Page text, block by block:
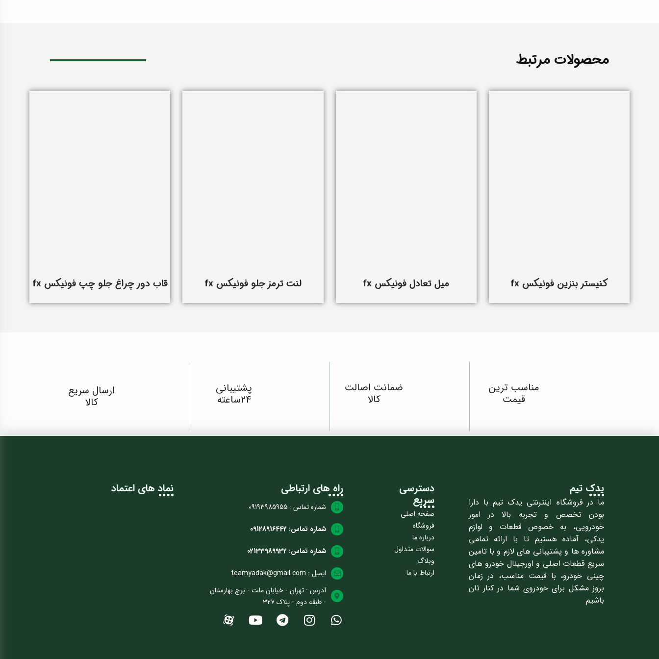
محصولات مرتبط
کنیستر بنزین فونیکس fx میل تعادل فونیکس fx لنت ترمز جلو فونیکس fx قاب دور چراغ جلو چپ فونیکس fx
مناسب ترین
قیمت
ضمانت اصالت
کالا
پشتیبانی
24ساعته
ارسال سریع
کالا
یدک تیم
ما در فروشگاه اینترنتی یدک تیم با دارا
بودن تخصص و تجربه بالا در امور
خودرویی، به خصوص قطعات و لوازم
یدکی، آماده هستیم تا با ارائه تمامی
مشاوره ها و پشتیبانی های لازم و با تامین
سریع قطعات اصلی و اورجینال خودرو های
چینی خودرو، با قیمت مناسب، در زمان
بروز مشکل برای خودروی شما در کنار تان
باشیم
دسترسی
سریع
صفحه اصلی
فروشگاه
درباره ما
سوالات متداول
وبلاگ
ارتباط با ما
راه های ارتباطی
شماره تماس : 09193985955
شماره تماس: 09128916442
شماره تماس: 02133989932
ایمیل : teamyadak@gmail.com
آدرس : تهران - خیابان ملت - برج بهارستان
- طبقه دوم - پلاک ۳۲۷
نماد های اعتماد